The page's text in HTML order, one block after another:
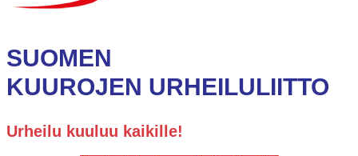
SUOMEN
KUUROJEN URHEILULIITTO
Urheilu kuuluu kaikille!